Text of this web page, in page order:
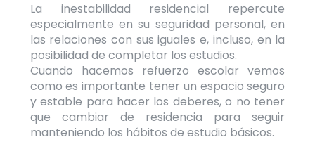
La inestabilidad residencial repercute
especialmente en su seguridad personal, en
las relaciones con sus iguales e, incluso, en la
posibilidad de completar los estudios.
Cuando hacemos refuerzo escolar vemos
como es importante tener un espacio seguro
y estable para hacer los deberes, o no tener
que cambiar de residencia para seguir
manteniendo los hábitos de estudio básicos.